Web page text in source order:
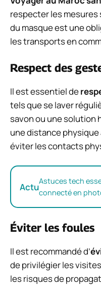
respecter les mesures
du masque est une
les transports en
Respect des
Il est essentiel de
tels que se laver
savon ou une solution
une distance
éviter les contacts
ActuAstuces tech
connecté en
Éviter les foules
Il est recommandé d’
de privilégier les
les risques de